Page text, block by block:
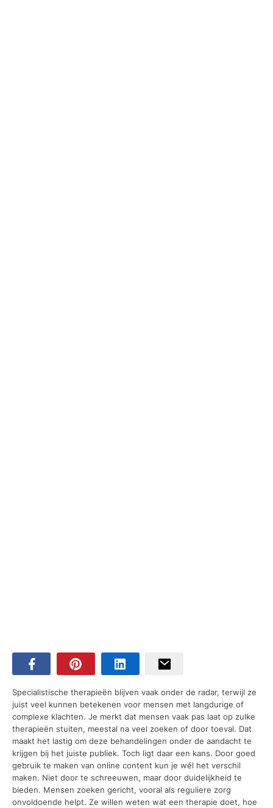
Specialistische therapieën blijven vaak onder de radar, terwijl ze
juist veel kunnen betekenen voor mensen met langdurige of
complexe klachten. Je merkt dat mensen vaak pas laat op zulke
therapieën stuiten, meestal na veel zoeken of door toeval. Dat
maakt het lastig om deze behandelingen onder de aandacht te
krijgen bij het juiste publiek. Toch ligt daar een kans. Door goed
gebruik te maken van online content kun je wél het verschil
maken. Niet door te schreeuwen, maar door duidelijkheid te
bieden. Mensen zoeken gericht, vooral als reguliere zorg
onvoldoende helpt. Ze willen weten wat een therapie doet, hoe